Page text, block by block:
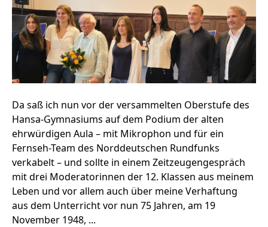
Da saß ich nun vor der versammelten Oberstufe des
Hansa-Gymnasiums auf dem Podium der alten
ehrwürdigen Aula – mit Mikrophon und für ein
Fernseh-Team des Norddeutschen Rundfunks
verkabelt – und sollte in einem Zeitzeugengespräch
mit drei Moderatorinnen der 12. Klassen aus meinem
Leben und vor allem auch über meine Verhaftung
aus dem Unterricht vor nun 75 Jahren, am 19
November 1948, ...